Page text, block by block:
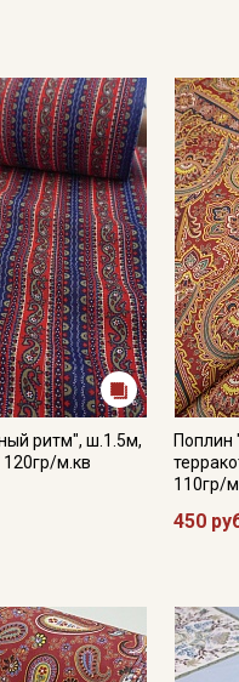
ритм", ш.1.5м,
120гр/м.кв
Поплин
110гр/
450
от
дополнительные
до 30% на узкие
тканей
обработки персональных
обработку персональных